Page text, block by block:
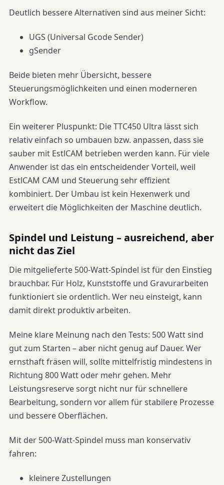
Deutlich bessere Alternativen sind aus meiner Sicht:
UGS (Universal Gcode Sender)
gSender
Beide bieten mehr Übersicht, bessere
Steuerungsmöglichkeiten und einen moderneren
Workflow.
Ein weiterer Pluspunkt: Die TTC450 Ultra lässt sich
relativ einfach so umbauen bzw. anpassen, dass sie
sauber mit EstlCAM betrieben werden kann. Für viele
Anwender ist das ein entscheidender Vorteil, weil
EstlCAM CAM und Steuerung sehr effizient
kombiniert. Der Umbau ist kein Hexenwerk und
erweitert die Möglichkeiten der Maschine deutlich.
Spindel und Leistung – ausreichend, aber
nicht das Ziel
Die mitgelieferte 500-Watt-Spindel ist für den Einstieg
brauchbar. Für Holz, Kunststoffe und Gravurarbeiten
funktioniert sie ordentlich. Wer neu einsteigt, kann
damit direkt produktiv arbeiten.
Meine klare Meinung nach den Tests: 500 Watt sind
gut zum Starten – aber nicht genug auf Dauer. Wer
ernsthaft fräsen will, sollte mittelfristig mindestens in
Richtung 800 Watt oder mehr gehen. Mehr
Leistungsreserve sorgt nicht nur für schnellere
Bearbeitung, sondern vor allem für stabilere Prozesse
und bessere Oberflächen.
Mit der 500-Watt-Spindel muss man konservativ
fahren:
kleinere Zustellungen